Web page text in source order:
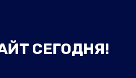
СЕГОДНЯ!